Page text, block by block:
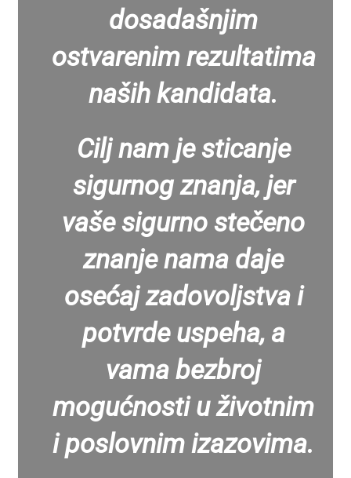
dosadašnjim
ostvarenim rezultatima
naših kandidata.
Cilj nam je sticanje
sigurnog znanja, jer
vaše sigurno stečeno
znanje nama daje
osećaj zadovoljstva i
potvrde uspeha, a
vama bezbroj
mogućnosti u životnim
i poslovnim izazovima.